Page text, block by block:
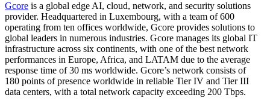
Gcore is a global edge AI, cloud, network, and security solutions
provider. Headquartered in Luxembourg, with a team of 600
operating from ten offices worldwide, Gcore provides solutions to
global leaders in numerous industries. Gcore manages its global IT
infrastructure across six continents, with one of the best network
performances in Europe, Africa, and LATAM due to the average
response time of 30 ms worldwide. Gcore’s network consists of
180 points of presence worldwide in reliable Tier IV and Tier III
data centers, with a total network capacity exceeding 200 Tbps.